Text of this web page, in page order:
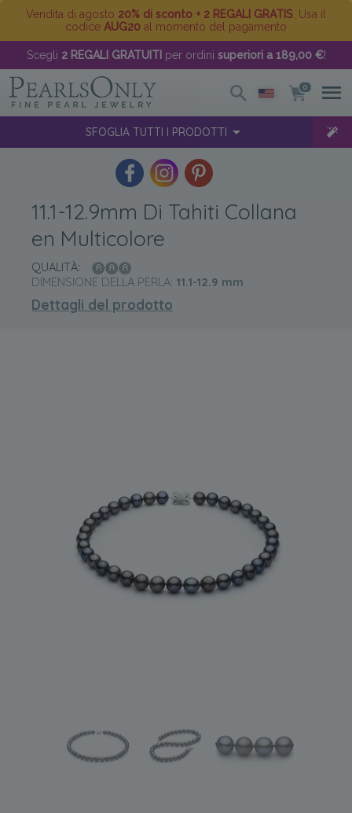
Vendita di agosto 20% di sconto + 2 REGALI GRATIS . Usa il
codice AUG20 al momento del pagamento
Scegli 2 REGALI GRATUITI per ordini superiori a 189,00 €!
0
SFOGLIA TUTTI I PRODOTTI
11.1-12.9mm Di Tahiti Collana
en Multicolore
QUALITÀ:
DIMENSIONE DELLA PERLA: 11.1-12.9 mm
Dettagli del prodotto